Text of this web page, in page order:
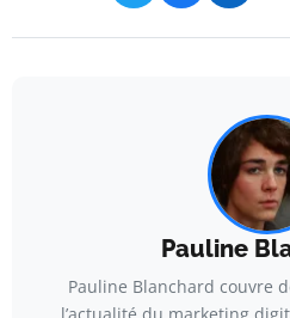
Pauline
Pauline Blanchard couvre